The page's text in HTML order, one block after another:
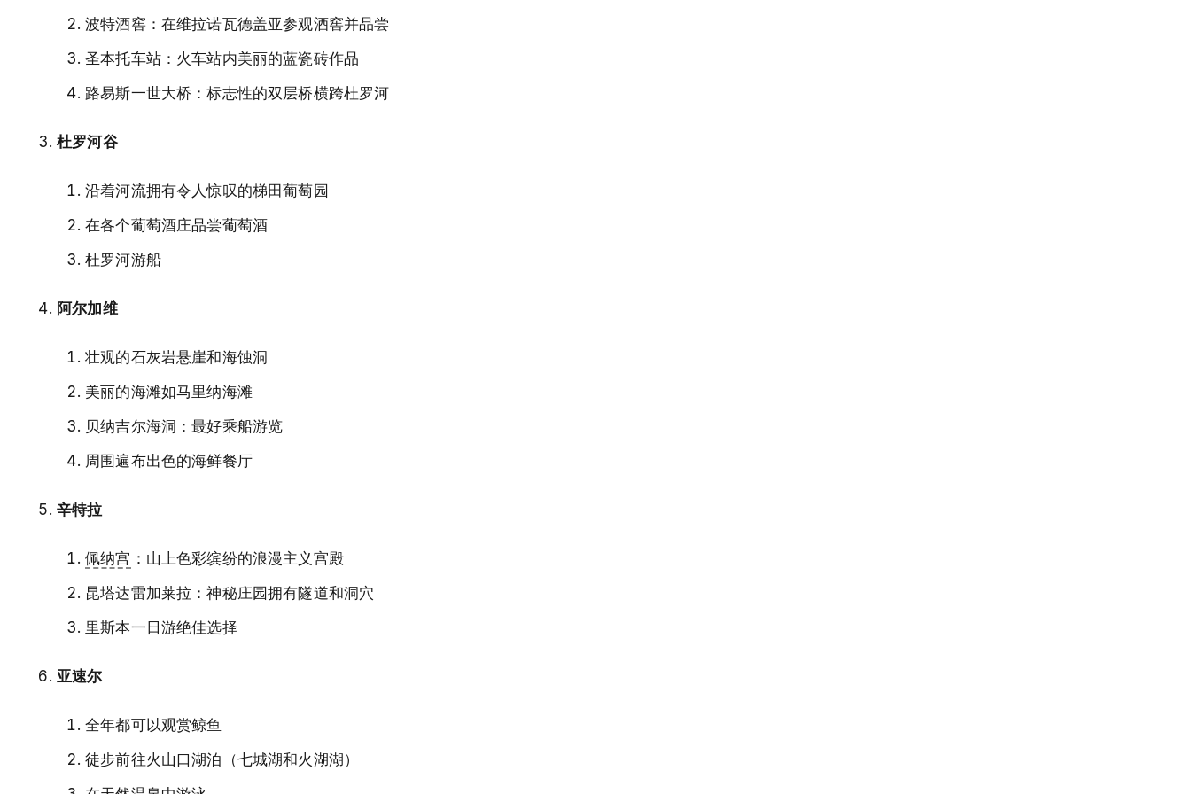
波特酒窖：在维拉诺瓦德盖亚参观酒窖并品尝
圣本托车站：火车站内美丽的蓝瓷砖作品
路易斯一世大桥：标志性的双层桥横跨杜罗河
杜罗河谷
沿着河流拥有令人惊叹的梯田葡萄园
在各个葡萄酒庄品尝葡萄酒
杜罗河游船
阿尔加维
壮观的石灰岩悬崖和海蚀洞
美丽的海滩如马里纳海滩
贝纳吉尔海洞：最好乘船游览
周围遍布出色的海鲜餐厅
辛特拉
佩纳宫 ：山上色彩缤纷的浪漫主义宫殿
昆塔达雷加莱拉：神秘庄园拥有隧道和洞穴
里斯本一日游绝佳选择
亚速尔
全年都可以观赏鲸鱼
徒步前往火山口湖泊（七城湖和火湖湖）